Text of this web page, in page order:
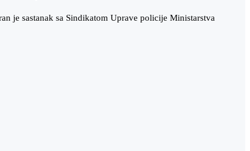
je sastanak sa Sindikatom Uprave policije Ministarstva